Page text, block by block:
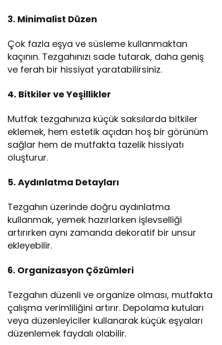
3. Minimalist Düzen
Çok fazla eşya ve süsleme kullanmaktan
kaçının. Tezgahınızı sade tutarak, daha geniş
ve ferah bir hissiyat yaratabilirsiniz.
4. Bitkiler ve Yeşillikler
Mutfak tezgahınıza küçük saksılarda bitkiler
eklemek, hem estetik açıdan hoş bir görünüm
sağlar hem de mutfakta tazelik hissiyatı
oluşturur.
5. Aydınlatma Detayları
Tezgahın üzerinde doğru aydınlatma
kullanmak, yemek hazırlarken işlevselliği
artırırken aynı zamanda dekoratif bir unsur
ekleyebilir.
6. Organizasyon Çözümleri
Tezgahın düzenli ve organize olması, mutfakta
çalışma verimliliğini artırır. Depolama kutuları
veya düzenleyiciler kullanarak küçük eşyaları
düzenlemek faydalı olabilir.